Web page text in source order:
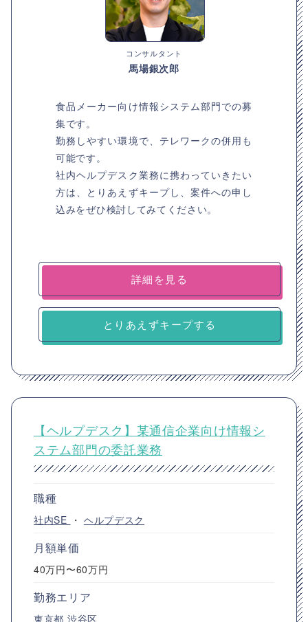
コンサルタント
馬場銀次郎
食品メーカー向け情報システム部門での募
集です。
勤務しやすい環境で、テレワークの併用も
可能です。
社内ヘルプデスク業務に携わっていきたい
方は、とりあえずキープし、案件への申し
込みをぜひ検討してみてください。
詳細を見る
とりあえずキープする
【ヘルプデスク】某通信企業向け情報シ
ステム部門の委託業務
職種
社内SE ・ ヘルプデスク
月額単価
40万円〜60万円
勤務エリア
東京都 渋谷区